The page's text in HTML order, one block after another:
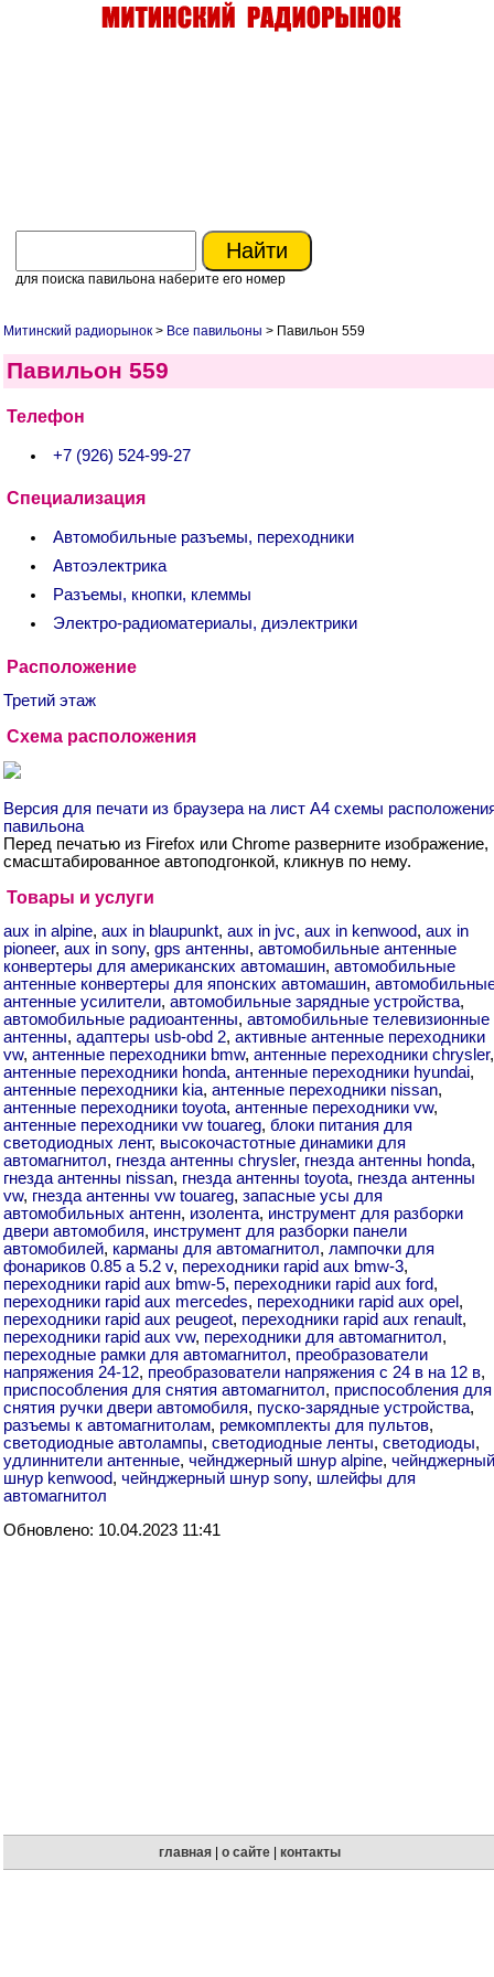
для поиска павильона наберите его номер
Митинский радиорынок > Все павильоны > Павильон 559
Павильон 559
Телефон
+7 (926) 524-99-27
Специализация
Автомобильные разъемы, переходники
Автоэлектрика
Разъемы, кнопки, клеммы
Электро-радиоматериалы, диэлектрики
Расположение
Третий этаж
Схема расположения
Версия для печати из браузера на лист А4 схемы
павильона
Перед печатью из Firefox или Chrome разверните изображение,
смасштабированное автоподгонкой, кликнув по нему.
Товары и услуги
aux in alpine, aux in blaupunkt, aux in jvc, aux in kenwood, aux in
pioneer, aux in sony, gps антенны, автомобильные антенные
конвертеры для американских автомашин, автомобильные
антенные конвертеры для японских автомашин,
антенные усилители, автомобильные зарядные устройства,
автомобильные радиоантенны, автомобильные телевизионные
антенны, адаптеры usb-obd 2, активные антенные переходники
vw, антенные переходники bmw, антенные переходники chrysler,
антенные переходники honda, антенные переходники hyundai,
антенные переходники kia, антенные переходники nissan,
антенные переходники toyota, антенные переходники vw,
антенные переходники vw touareg, блоки питания для
светодиодных лент, высокочастотные динамики для
автомагнитол, гнезда антенны chrysler, гнезда антенны honda,
гнезда антенны nissan, гнезда антенны toyota, гнезда антенны
vw, гнезда антенны vw touareg, запасные усы для
автомобильных антенн, изолента, инструмент для разборки
двери автомобиля, инструмент для разборки панели
автомобилей, карманы для автомагнитол, лампочки для
фонариков 0.85 а 5.2 v, переходники rapid aux bmw-3,
переходники rapid aux bmw-5, переходники rapid aux ford,
переходники rapid aux mercedes, переходники rapid aux opel ,
переходники rapid aux peugeot, переходники rapid aux renault,
переходники rapid aux vw, переходники для автомагнитол,
переходные рамки для автомагнитол, преобразователи
напряжения 24-12, преобразователи напряжения с 24 в на 12 в,
приспособления для снятия автомагнитол, приспособления для
снятия ручки двери автомобиля, пуско-зарядные устройства,
разъемы к автомагнитолам, ремкомплекты для пультов,
светодиодные автолампы, светодиодные ленты, светодиоды,
удлиннители антенные, чейнджерный шнур alpine, чейнджерный
шнур kenwood, чейнджерный шнур sony, шлейфы для
автомагнитол
Обновлено: 10.04.2023 11:41
главная |о сайте |контакты